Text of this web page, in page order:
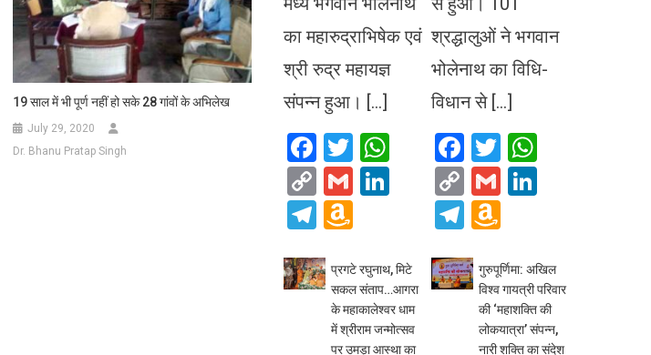
19 साल में भी पूर्ण नहीं हो सके 28 गांवों के अभिलेख
July 29, 2020
Dr. Bhanu Pratap Singh
का महारुद्राभिषेक एवं
श्री रुद्र महायज्ञ
संपन्न हुआ। […]
Facebook
TwitterWhatsApp
Copy
Link
GmailLinkedIn
Telegram
Amazon
List
श्रद्धालुओं ने भगवान
भोलेनाथ का विधि-
विधान से […]
Facebook
Twitter
Copy
Link
Gmail
Telegram
List
प्रगटे रघुनाथ, मिटे
सकल संताप…आगरा
के महाकालेश्वर धाम
में श्रीराम जन्मोत्सव
पर उमड़ा आस्था का
गुरुपूर्णिमा: अखिल
विश्व गायत्री परिवार
की ‘महाशक्ति की
लोकयात्रा’ संपन्न,
नारी शक्ति का संदेश